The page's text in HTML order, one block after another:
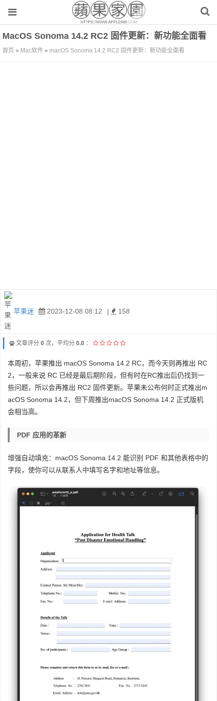
MacOS Sonoma 14.2 RC2 固件更新：新功能全面看
首页 » Mac软件 » macOS Sonoma 14.2 RC2 固件更新：新功能全面看
苹果迷 2023-12-08 08:12 | 158
文章评分 0 次，平均分 0.0 ：
本周初，苹果推出 macOS Sonoma 14.2 RC，而今天则再推出 RC
2，一般来说 RC 已经是最后期阶段，但有时在RC推出后仍找到一
些问题，所以会再推出 RC2 固件更新。苹果未公布何时正式推出m
acOS Sonoma 14.2，但下周推出macOS Sonoma 14.2 正式版机
会相当高。
PDF 应用的革新
增强自动填充：macOS Sonoma 14.2 能识别 PDF 和其他表格中的
字段，使你可以从联系人中填写名字和地址等信息。